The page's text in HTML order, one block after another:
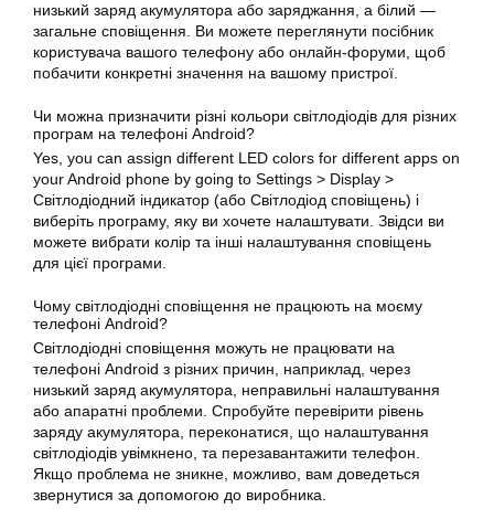
низький заряд акумулятора або заряджання, а білий —
загальне сповіщення. Ви можете переглянути посібник
користувача вашого телефону або онлайн-форуми, щоб
побачити конкретні значення на вашому пристрої.
Чи можна призначити різні кольори світлодіодів для різних
програм на телефоні Android?
Yes, you can assign different LED colors for different apps on
your Android phone by going to Settings > Display >
Світлодіодний індикатор (або Світлодіод сповіщень) і
виберіть програму, яку ви хочете налаштувати. Звідси ви
можете вибрати колір та інші налаштування сповіщень
для цієї програми.
Чому світлодіодні сповіщення не працюють на моєму
телефоні Android?
Світлодіодні сповіщення можуть не працювати на
телефоні Android з різних причин, наприклад, через
низький заряд акумулятора, неправильні налаштування
або апаратні проблеми. Спробуйте перевірити рівень
заряду акумулятора, переконатися, що налаштування
світлодіодів увімкнено, та перезавантажити телефон.
Якщо проблема не зникне, можливо, вам доведеться
звернутися за допомогою до виробника.